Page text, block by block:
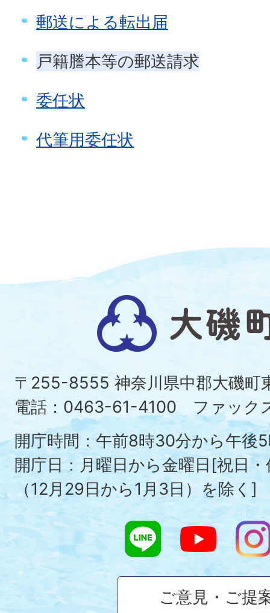
郵送による転出届
戸籍謄本等の郵送請求
委任状
代筆用委任状
大
磯
町
〒255-8555 神奈川県中郡大磯
電話：0463-61-4100 ファック
開庁時間：午前8時30分から午後
開庁日：月曜日から金曜日[祝日
（12月29日から1月3日）を除く]
ご意見・ご提